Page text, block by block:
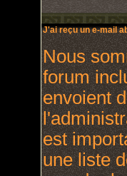
J'ai reçu un e-mail
Nous
forum
envoient
est
une liste